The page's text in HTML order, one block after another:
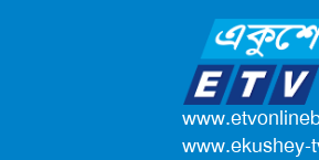
ক্যাম্পাস
টেলিভিশন
পদোন্নতি পেয়ে
www.ekushey-